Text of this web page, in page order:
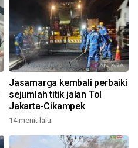
Jasamarga kembali perbaiki
sejumlah titik jalan Tol
Jakarta-Cikampek
14 menit lalu